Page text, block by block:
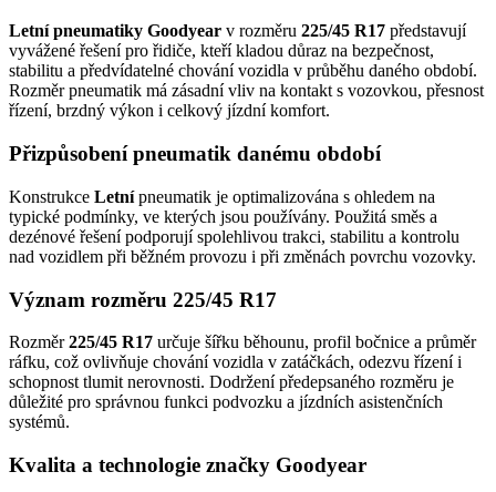
Letní pneumatiky Goodyear v rozměru 225/45 R17 představují
vyvážené řešení pro řidiče, kteří kladou důraz na bezpečnost,
stabilitu a předvídatelné chování vozidla v průběhu daného období.
Rozměr pneumatik má zásadní vliv na kontakt s vozovkou, přesnost
řízení, brzdný výkon i celkový jízdní komfort.
Přizpůsobení pneumatik danému období
Konstrukce Letnípneumatik je optimalizována s ohledem na
typické podmínky, ve kterých jsou používány. Použitá směs a
dezénové řešení podporují spolehlivou trakci, stabilitu a kontrolu
nad vozidlem při běžném provozu i při změnách povrchu vozovky.
Význam rozměru 225/45 R17
Rozměr225/45 R17 určuje šířku běhounu, profil bočnice a průměr
ráfku, což ovlivňuje chování vozidla v zatáčkách, odezvu řízení i
schopnost tlumit nerovnosti. Dodržení předepsaného rozměru je
důležité pro správnou funkci podvozku a jízdních asistenčních
systémů.
Kvalita a technologie značky Goodyear